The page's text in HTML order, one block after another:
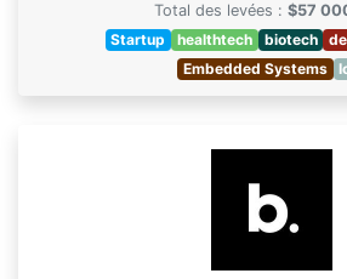
Total des levées : $57
Startup
healthtech biotech
Embedded Systems